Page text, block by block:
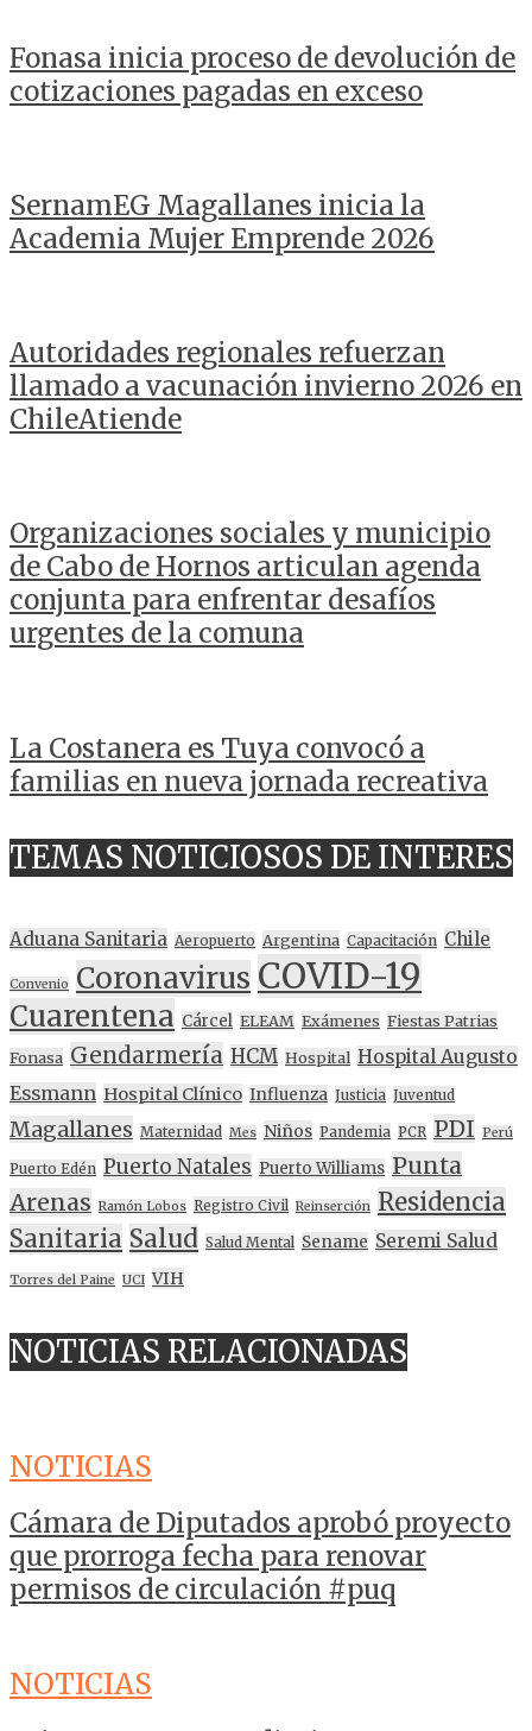
Fonasa inicia proceso de devolución de
cotizaciones pagadas en exceso
SernamEG Magallanes inicia la
Academia Mujer Emprende 2026
Autoridades regionales refuerzan
llamado a vacunación invierno 2026 en
ChileAtiende
Organizaciones sociales y municipio
de Cabo de Hornos articulan agenda
conjunta para enfrentar desafíos
urgentes de la comuna
La Costanera es Tuya convocó a
familias en nueva jornada recreativa
TEMAS NOTICIOSOS DE INTERES
Aduana Sanitaria Aeropuerto Argentina Capacitación Chile
Convenio Coronavirus COVID-19
Cuarentena Cárcel ELEAM Exámenes Fiestas Patrias
Fonasa Gendarmería HCM Hospital Hospital Augusto
Essmann Hospital Clínico Influenza Justicia Juventud
Magallanes Maternidad Mes Niños Pandemia PCR PDI Perú
Puerto Edén Puerto Natales Puerto Williams Punta
Arenas Ramón Lobos Registro Civil Reinserción Residencia
Sanitaria Salud Salud Mental Sename Seremi Salud
Torres del Paine UCI VIH
NOTICIAS RELACIONADAS
NOTICIAS
Cámara de Diputados aprobó proyecto
que prorroga fecha para renovar
permisos de circulación #puq
NOTICIAS